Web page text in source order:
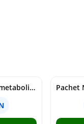
Pachet Inflamație metabolism și creier
Pachet